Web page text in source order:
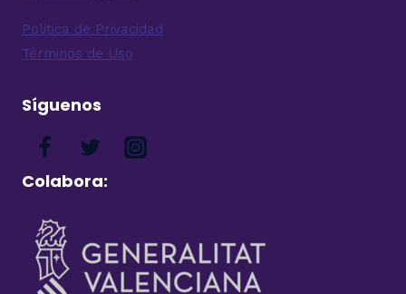
Politica de Privacidad
Términos de Uso
Síguenos
Colabora: